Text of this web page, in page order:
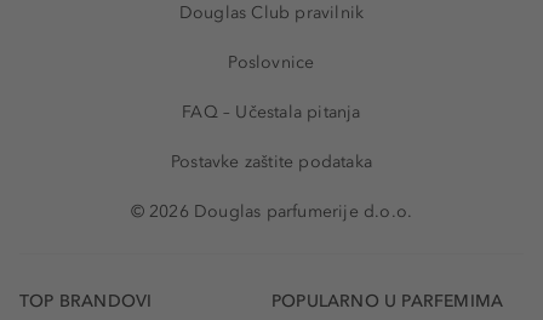
Douglas Club pravilnik
Poslovnice
FAQ – Učestala pitanja
Postavke zaštite podataka
© 2026 Douglas parfumerije d.o.o.
TOP BRANDOVI POPULARNO U PARFEMIMA